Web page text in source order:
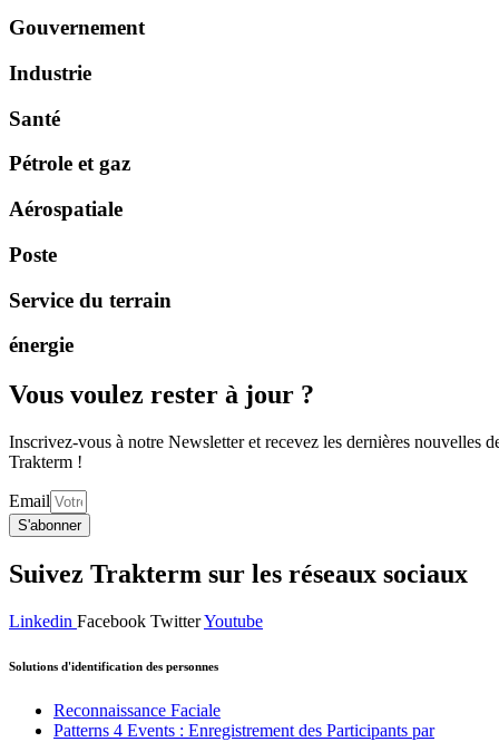
Gouvernement
Industrie
Santé
Pétrole et gaz
Aérospatiale
Poste
Service du terrain
énergie
Vous voulez rester à jour ?
Inscrivez-vous à notre Newsletter et recevez les dernières nouvelles
Trakterm !
Email
S'abonner
Suivez Trakterm sur les réseaux sociaux
Linkedin Facebook TwitterYoutube
Solutions d'identification des personnes
Reconnaissance Faciale
Patterns 4 Events : Enregistrement des Participants par